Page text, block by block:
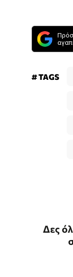
# TAGS
Δες